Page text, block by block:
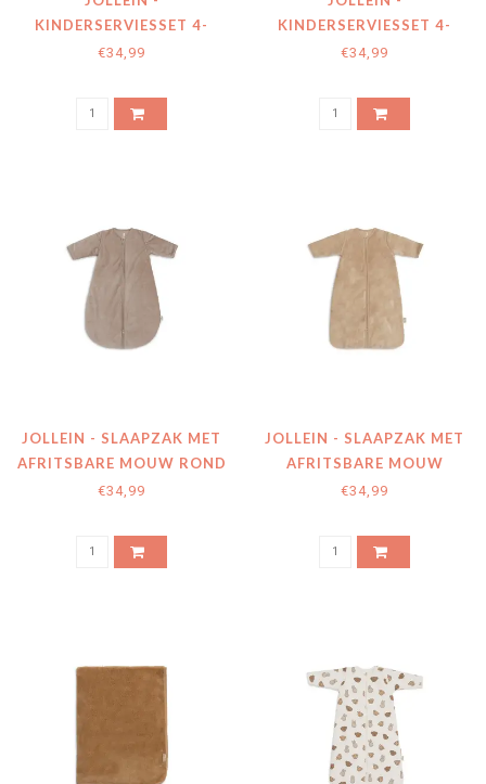
KINDERSERVIESSET 4-
DELIG JADE
€34,99
KINDERSERVIESSET 4-
DELIG NATURAL
€34,99
JOLLEIN - SLAAPZAK MET
AFRITSBARE MOUW ROND
RIB MILKY COFFEE
€34,99
JOLLEIN - SLAAPZAK MET
AFRITSBARE MOUW
VELVET HAZEL
€34,99